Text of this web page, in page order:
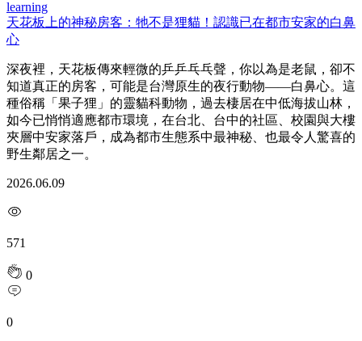
learning
天花板上的神秘房客：牠不是狸貓！認識已在都市安家的白鼻
心
深夜裡，天花板傳來輕微的乒乒乓乓聲，你以為是老鼠，卻不
知道真正的房客，可能是台灣原生的夜行動物——白鼻心。這
種俗稱「果子狸」的靈貓科動物，過去棲居在中低海拔山林，
如今已悄悄適應都市環境，在台北、台中的社區、校園與大樓
夾層中安家落戶，成為都市生態系中最神秘、也最令人驚喜的
野生鄰居之一。
2026.06.09
571
0
0